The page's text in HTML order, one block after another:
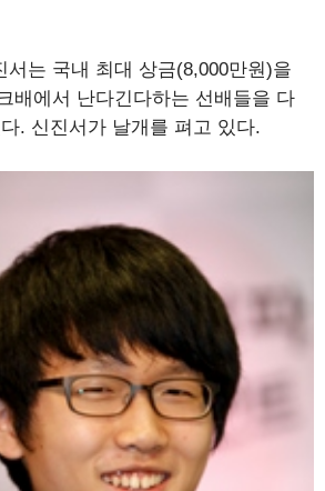
서는 국내 최대 상금(8,000만원)을
배에서 난다긴다하는 선배들을 다
. 신진서가 날개를 펴고 있다.